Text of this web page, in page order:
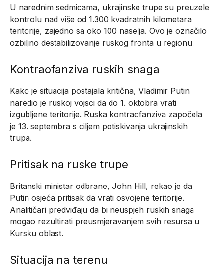
U narednim sedmicama, ukrajinske trupe su preuzele
kontrolu nad više od 1.300 kvadratnih kilometara
teritorije, zajedno sa oko 100 naselja. Ovo je označilo
ozbiljno destabilizovanje ruskog fronta u regionu.
Kontraofanziva ruskih snaga
Kako je situacija postajala kritična, Vladimir Putin
naredio je ruskoj vojsci da do 1. oktobra vrati
izgubljene teritorije. Ruska kontraofanziva započela
je 13. septembra s ciljem potiskivanja ukrajinskih
trupa.
Pritisak na ruske trupe
Britanski ministar odbrane, John Hill, rekao je da
Putin osjeća pritisak da vrati osvojene teritorije.
Analitičari predviđaju da bi neuspjeh ruskih snaga
mogao rezultirati preusmjeravanjem svih resursa u
Kursku oblast.
Situacija na terenu